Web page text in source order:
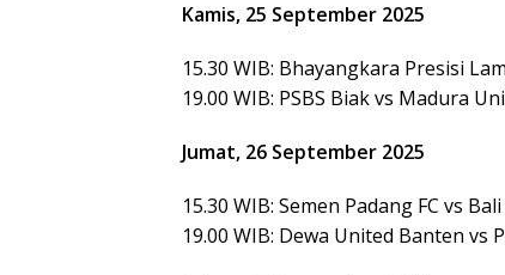
Kamis, 25 September 2025
15.30 WIB: Bhayangkara Presisi
19.00 WIB: PSBS Biak vs Madura
Jumat, 26 September 2025
15.30 WIB: Semen Padang FC vs
19.00 WIB: Dewa United Banten vs